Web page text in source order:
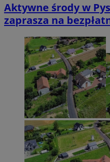
Aktywne środy w
zaprasza na